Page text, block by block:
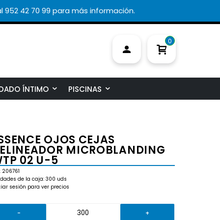
42 70 99 para más información.
0
ÍNTIMO PISCINAS
OJOS CEJAS
MICROBLANDING
02 U-5
206761
de la caja: 300 uds
sesión para ver precios
- +